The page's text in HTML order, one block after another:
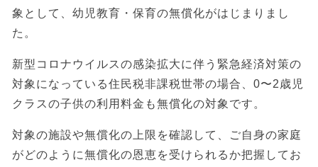
象として、幼児教育・保育の無償化がはじまりまし
た。
新型コロナウイルスの感染拡大に伴う緊急経済対策の
対象になっている住民税非課税世帯の場合、0〜2歳児
クラスの子供の利用料金も無償化の対象です。
対象の施設や無償化の上限を確認して、ご自身の家庭
がどのように無償化の恩恵を受けられるか把握してお